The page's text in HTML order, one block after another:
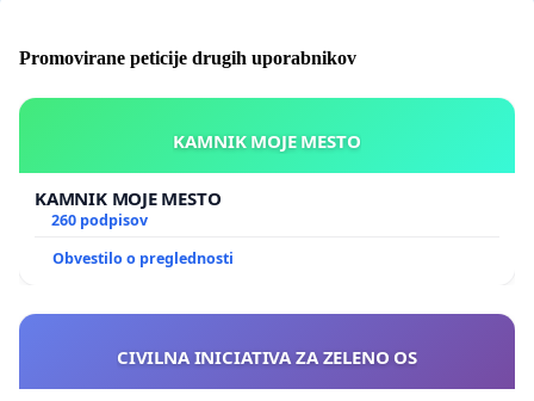
Promovirane peticije drugih uporabnikov
KAMNIK MOJE MESTO
KAMNIK MOJE MESTO
260 podpisov
Obvestilo o preglednosti
CIVILNA INICIATIVA ZA ZELENO OS